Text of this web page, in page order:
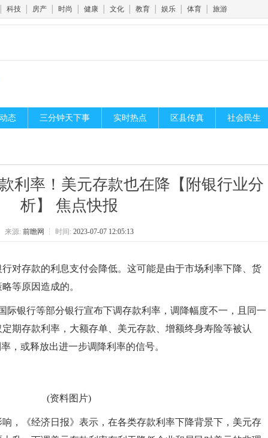
科技 房产 时尚 健康 文化 教育 娱乐 体育 旅游
态 三分钟天下事 实时热点 区县传真 社会民生
利率！美元存款也在降【附银行业分
析】 焦点快报
来源: 前瞻网 ┆ 时间: 2023-07-07 12:05:13
对存款的利息支付会降低。这可能是由于市场利率下降、货
等原因造成的。
际银行等部分银行宣布下调存款利率，调降幅度不一，且同一
期存款利率，大额存单、美元存款、增额终身寿险等被认
，或释放出进一步调降利率的信号。
(资料图片)
，《经济日报》表示，在各类存款利率下降背景下，美元存